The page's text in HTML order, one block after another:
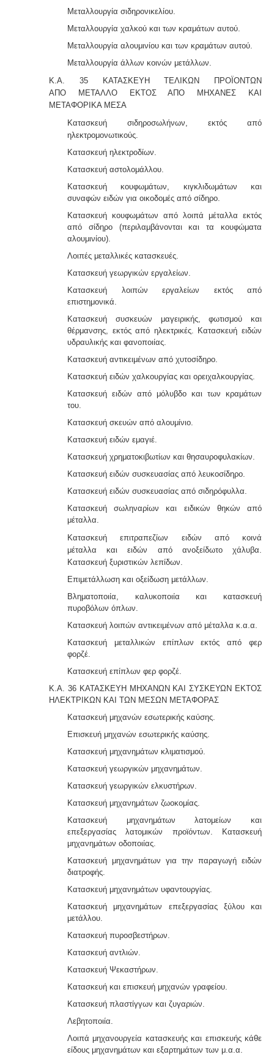
Μεταλλουργία σιδηρονικελίου.
Μεταλλουργία χαλκού και των κραμάτων αυτού.
Μεταλλουργία αλουμινίου και των κραμάτων αυτού.
Μεταλλουργία άλλων κοινών μετάλλων.
Κ.Α. 35 ΚΑΤΑΣΚΕΥΗ ΤΕΛΙΚΩΝ ΠΡΟΪΟΝΤΩΝ
ΑΠΟ
ΜΕΤΑΛΛΟ ΕΚΤΟΣ ΑΠΟ ΜΗΧΑΝΕΣ ΚΑΙ
ΜΕΤΑΦΟΡΙΚΑ ΜΕΣΑ
Κατασκευή σιδηροσωλήνων, εκτός από
ηλεκτρομονωτικούς.
Κατασκευή ηλεκτροδίων.
Κατασκευή αστολομάλλου.
Κατασκευή κουφωμάτων, κιγκλιδωμάτων και
συναφών ειδών για οικοδομές από σίδηρο.
Κατασκευή κουφωμάτων από λοιπά μέταλλα εκτός
από σίδηρο (περιλαμβάνονται και τα κουφώματα
αλουμινίου).
Λοιπές μεταλλικές κατασκευές.
Κατασκευή γεωργικών εργαλείων.
Κατασκευή λοιπών εργαλείων εκτός από
επιστημονικά.
Κατασκευή συσκευών μαγειρικής, φωτισμού και
θέρμανσης, εκτός από ηλεκτρικές. Κατασκευή ειδών
υδραυλικής και φανοποιίας.
Κατασκευή αντικειμένων από χυτοσίδηρο.
Κατασκευή ειδών χαλκουργίας και ορειχαλκουργίας.
Κατασκευή ειδών από μόλυβδο και των κραμάτων
του.
Κατασκευή σκευών από αλουμίνιο.
Κατασκευή ειδών εμαγιέ.
Κατασκευή χρηματοκιβωτίων και θησαυροφυλακίων.
Κατασκευή ειδών συσκευασίας από λευκοσίδηρο.
Κατασκευή ειδών συσκευασίας από σιδηρόφυλλα.
Κατασκευή σωληναρίων και ειδικών θηκών από
μέταλλα.
Κατασκευή επιτραπεζίων ειδών από κοινά
μέταλλα
και ειδών από ανοξείδωτο χάλυβα.
Κατασκευή ξυριστικών λεπίδων.
Επιμετάλλωση και οξείδωση μετάλλων.
Βληματοποιία, καλυκοποιία και κατασκευή
πυροβόλων όπλων.
Κατασκευή λοιπών αντικειμένων από μέταλλα κ.α.α.
Κατασκευή μεταλλικών επίπλων εκτός από φερ
φορζέ.
Κατασκευή επίπλων φερ φορζέ.
Κ.Α. 36 ΚΑΤΑΣΚΕΥΗ ΜΗΧΑΝΩΝ ΚΑΙ ΣΥΣΚΕΥΩΝ ΕΚΤΟΣ
ΗΛΕΚΤΡΙΚΩΝ ΚΑΙ ΤΩΝ ΜΕΣΩΝ ΜΕΤΑΦΟΡΑΣ
Κατασκευή μηχανών εσωτερικής καύσης.
Επισκευή μηχανών εσωτερικής καύσης.
Κατασκευή μηχανημάτων κλιματισμού.
Κατασκευή γεωργικών μηχανημάτων.
Κατασκευή γεωργικών ελκυστήρων.
Κατασκευή μηχανημάτων ζωοκομίας.
Κατασκευή μηχανημάτων λατομείων και
επεξεργασίας λατομικών προϊόντων. Κατασκευή
μηχανημάτων οδοποιίας.
Κατασκευή μηχανημάτων για την παραγωγή ειδών
διατροφής.
Κατασκευή μηχανημάτων υφαντουργίας.
Κατασκευή μηχανημάτων επεξεργασίας ξύλου και
μετάλλου.
Κατασκευή πυροσβεστήρων.
Κατασκευή αντλιών.
Κατασκευή Ψεκαστήρων.
Κατασκευή και επισκευή μηχανών γραφείου.
Κατασκευή πλαστίγγων και ζυγαριών.
Λεβητοποιία.
Λοιπά μηχανουργεία κατασκευής και επισκευής κάθε
είδους μηχανημάτων και εξαρτημάτων των μ.α.α.